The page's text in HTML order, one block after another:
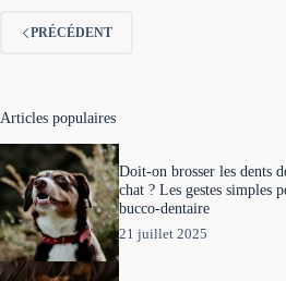
PRÉCÉDENT
Articles populaires
Doit-on brosser les dents
chat ? Les gestes simples
bucco-dentaire
21 juillet 2025